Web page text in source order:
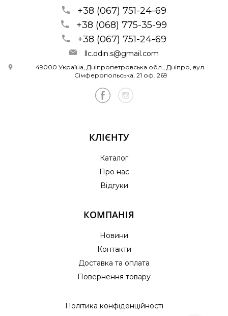
+38 (067) 751-24-69
+38 (068) 775-35-99
+38 (067) 751-24-69
llc.odin.s@gmail.com
49000 Україна, Дніпропетровська обл., Дніпро, вул.
Сімферопольська, 21 оф. 269
КЛІЄНТУ
Каталог
Про нас
Відгуки
КОМПАНІЯ
Новини
Контакти
Доставка та оплата
Повернення товару
Політика конфіденційності